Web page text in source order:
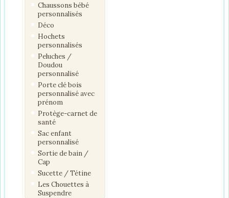
Chaussons bébé
personnalisés
Déco
Hochets
personnalisés
Peluches /
Doudou
personnalisé
Porte clé bois
personnalisé avec
prénom
Protège-carnet de
santé
Sac enfant
personnalisé
Sortie de bain /
Cap
Sucette / Tétine
Les Chouettes à
Suspendre